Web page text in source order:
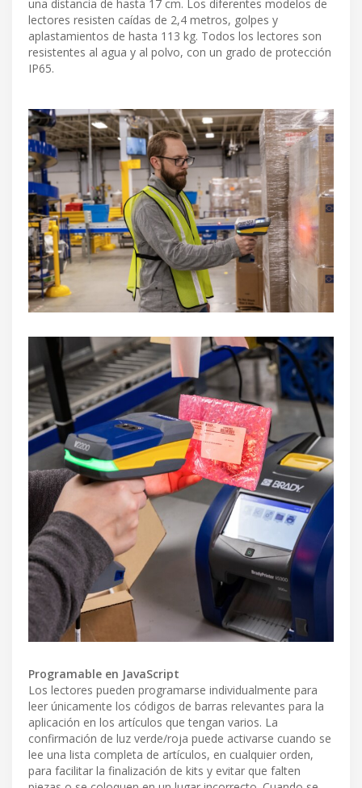
una distancia de hasta 17 cm. Los diferentes modelos de
lectores resisten caídas de 2,4 metros, golpes y
aplastamientos de hasta 113 kg. Todos los lectores son
resistentes al agua y al polvo, con un grado de protección
IP65.
Programable en JavaScript
Los lectores pueden programarse individualmente para
leer únicamente los códigos de barras relevantes para la
aplicación en los artículos que tengan varios. La
confirmación de luz verde/roja puede activarse cuando se
lee una lista completa de artículos, en cualquier orden,
para facilitar la finalización de kits y evitar que falten